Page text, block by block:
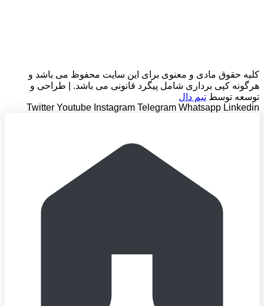
کلیه حقوق مادی و معنوی برای این سایت محفوظ می باشد و
هرگونه کپی برداری شامل پیگرد قانونی می باشد. | طراحی و
توسعه توسط تیم دال
Twitter Youtube Instagram Telegram Whatsapp Linkedin